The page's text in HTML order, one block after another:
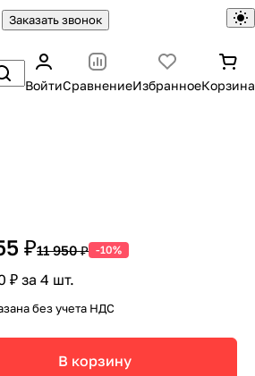
Заказать звонок
ВойтиСравнениеИзбранноеКорзина
₽11 950 ₽ -10%
₽ за 4 шт.
без учета НДС
В корзину